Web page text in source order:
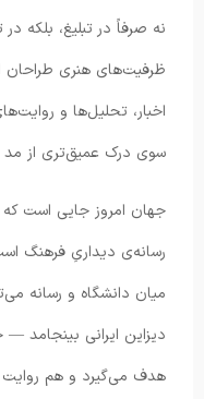
نه صرفاً در تبلیغ، بلکه
ظرفیت‌های هنری طراحان
اخبار، تحلیل‌ها و
سوی درک عمیق‌تری از مد
جهان امروز جایی است که
رسانه‌ی دیداریِ فرهنگ
میان دانشگاه و رسانه
دیزاین ایرانی بینجامد
هدف می‌گیرد و هم روایت